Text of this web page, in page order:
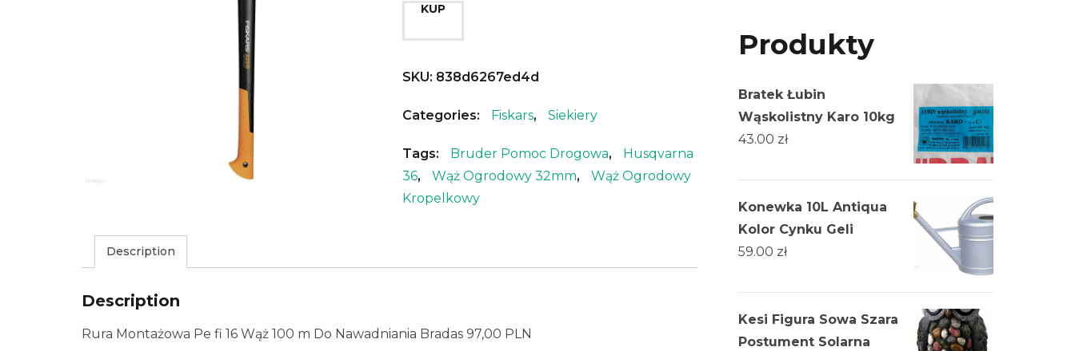
KUP
SKU: 838d6267ed4d
Categories: Fiskars, Siekiery
Tags: Bruder Pomoc Drogowa,
Husqvarna
36, Wąż Ogrodowy 32mm,
Wąż Ogrodowy
Kropelkowy
Description
Description
Rura Montażowa Pe fi 16 Wąż 100 m Do Nawadniania Bradas 97,00 PLN
Produkty
Bratek Łubin
Wąskolistny Karo 10kg
43.00 zł
Konewka 10L Antiqua
Kolor Cynku Geli
59.00 zł
Kesi Figura Sowa Szara
Postument Solarna